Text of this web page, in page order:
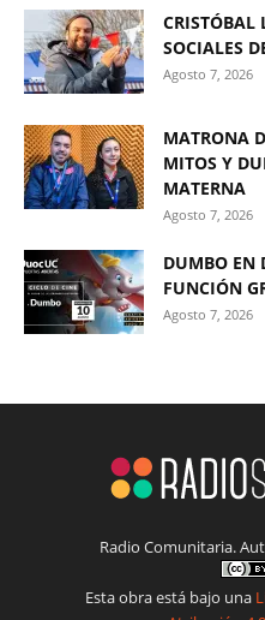
CRISTÓBAL
SOCIALES
Agosto 7, 2026
MATRONA
MITOS Y
MATERNA
Agosto 7, 2026
DUMBO EN
FUNCIÓN
Agosto 7, 2026
Radio Comunitaria.
Esta obra está bajo una